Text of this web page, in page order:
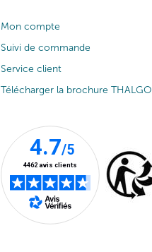
Mon compte
Suivi de commande
Service client
Télécharger la brochure THALGO